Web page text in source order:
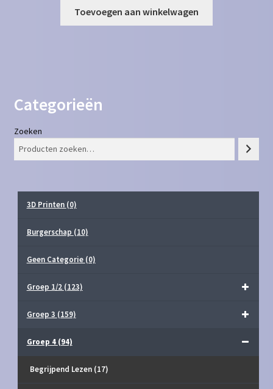
Toevoegen aan winkelwagen
Categorieën
Zoeken
3D Printen (0)
Burgerschap (10)
Geen Categorie (0)
Groep 1/2 (123)
Groep 3 (159)
Groep 4 (94)
Begrijpend Lezen (17)